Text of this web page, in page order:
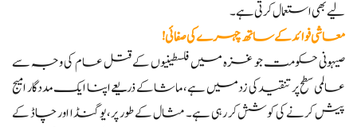
لیے بھی استعمال کرتی ہے۔
معاشی فوائد کے ساتھ چہرے کی صفائی!
صیہونی حکومت جو غزہ میں فلسطینیوں کے قتل عام کی وجہ سے
عالمی سطح پر تنقید کی زد میں ہے، ماشا کے ذریعے اپنا ایک مددگار امیج
پیش کرنے کی کوشش کر رہی ہے۔ مثال کے طور پر، یوگنڈا اور چاڈ کے